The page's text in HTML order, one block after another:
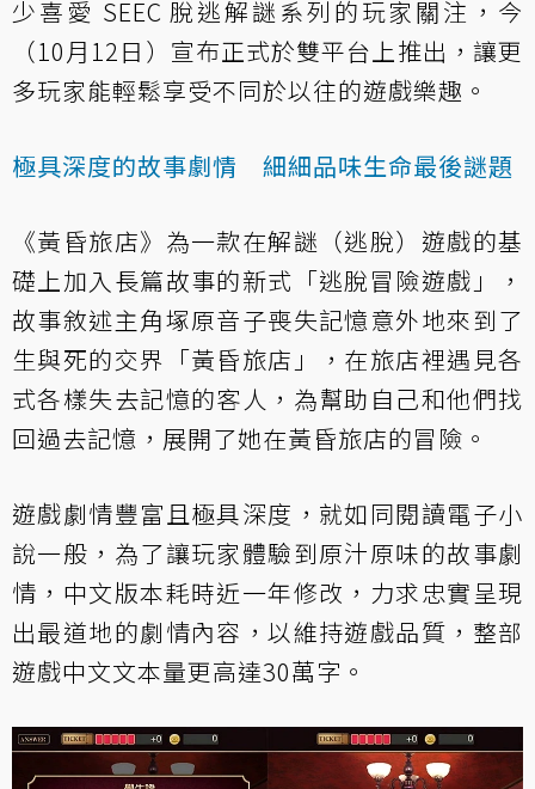
少喜愛 SEEC 脫逃解謎系列的玩家關注，今
（10月12日）宣布正式於雙平台上推出，讓更
多玩家能輕鬆享受不同於以往的遊戲樂趣。
極具深度的故事劇情 細細品味生命最後謎題
《黃昏旅店》為一款在解謎（逃脫）遊戲的基
礎上加入長篇故事的新式「逃脫冒險遊戲」，
故事敘述主角塚原音子喪失記憶意外地來到了
生與死的交界「黃昏旅店」，在旅店裡遇見各
式各樣失去記憶的客人，為幫助自己和他們找
回過去記憶，展開了她在黃昏旅店的冒險。
遊戲劇情豐富且極具深度，就如同閱讀電子小
說一般，為了讓玩家體驗到原汁原味的故事劇
情，中文版本耗時近一年修改，力求忠實呈現
出最道地的劇情內容，以維持遊戲品質，整部
遊戲中文文本量更高達30萬字。